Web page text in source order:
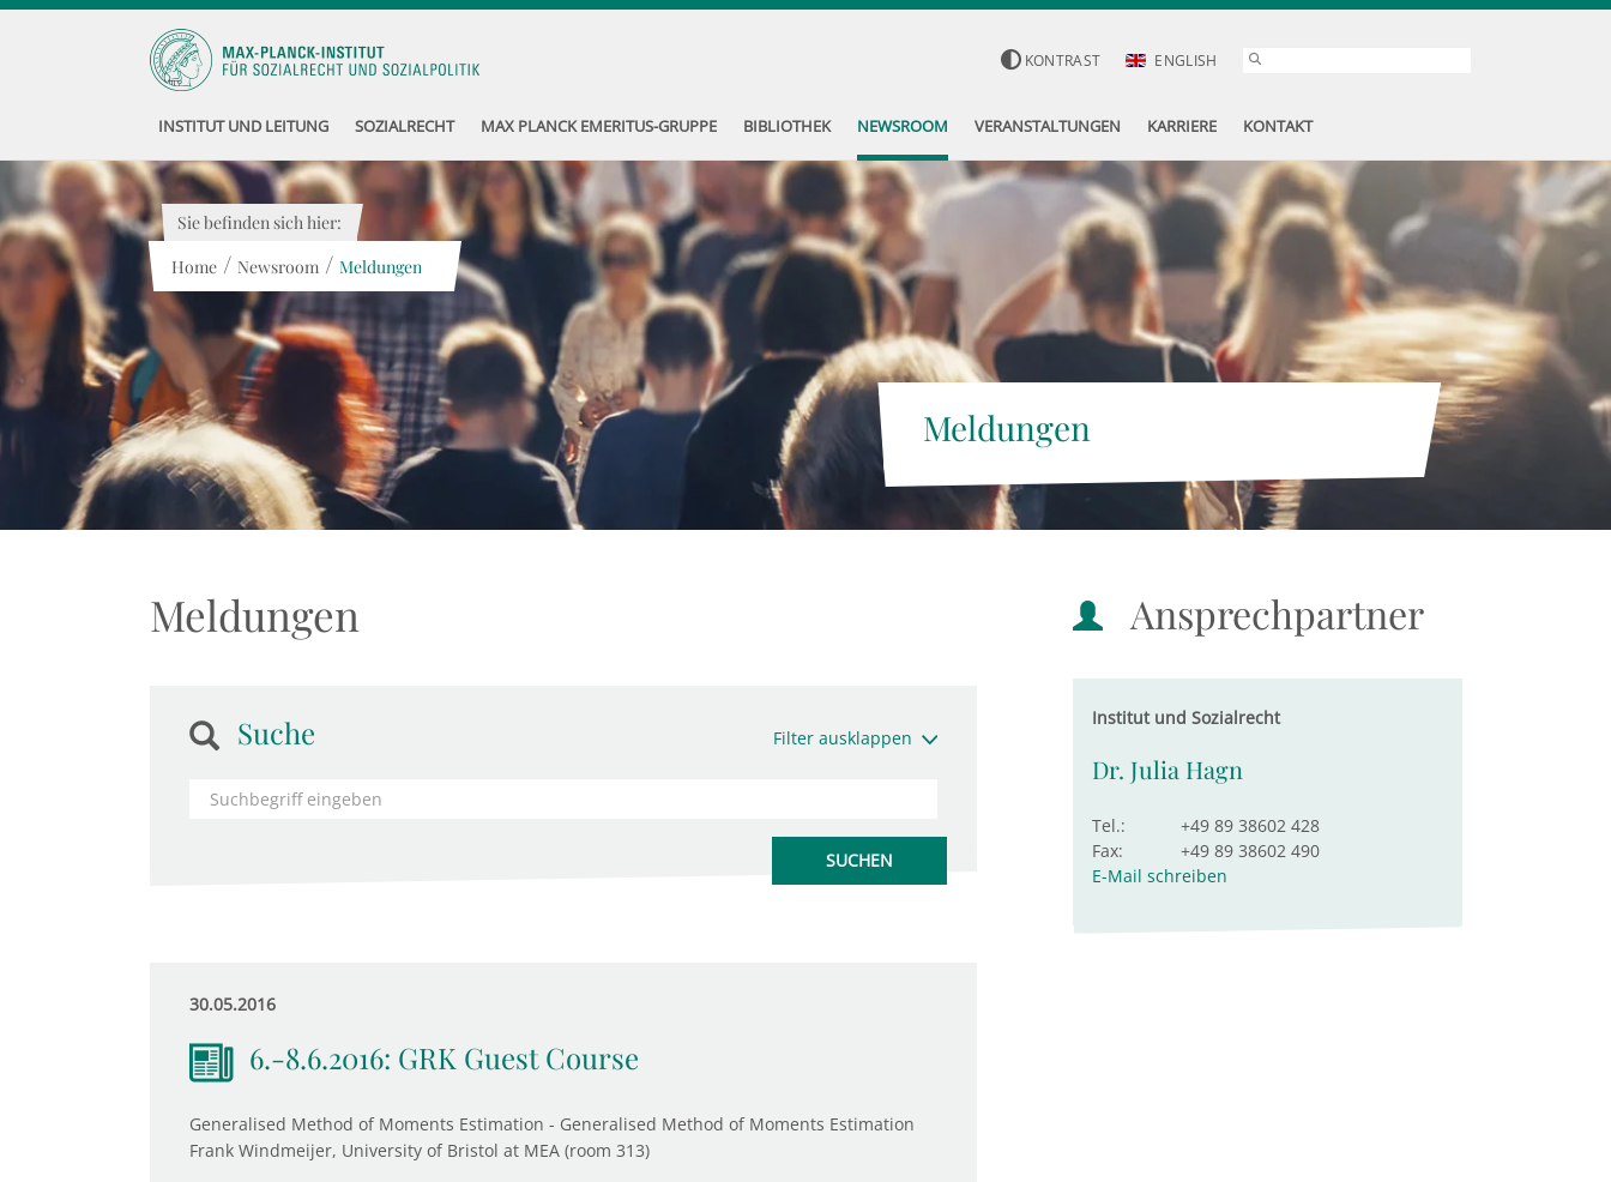
KONTRAST ENGLISH
INSTITUT UND LEITUNG SOZIALRECHT MAX PLANCK EMERITUS-GRUPPE BIBLIOTHEK NEWSROOM VERANSTALTUNGEN KARRIERE KONTAKT
Meldungen
Sie befinden sich hier:
Home / Newsroom / Meldungen
Meldungen
Suche Filter ausklappen
30.05.2016
6.-8.6.2016: GRK Guest Course
Generalised Method of Moments Estimation - Generalised Method of Moments Estimation
Frank Windmeijer, University of Bristol at MEA (room 313)
Ansprechpartner
Institut und Sozialrecht
Dr. Julia Hagn
Tel.:
+49 89 38602 428
Fax:
+49 89 38602 490
E-Mail schreiben